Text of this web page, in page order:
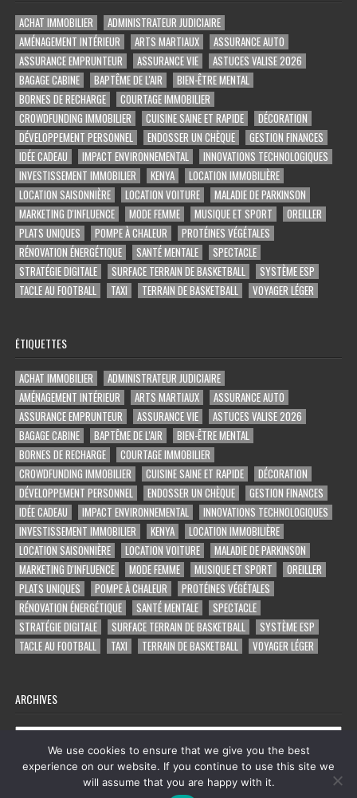
ACHAT IMMOBILIER
ADMINISTRATEUR JUDICIAIRE
AMÉNAGEMENT INTÉRIEUR
ARTS MARTIAUX
ASSURANCE AUTO
ASSURANCE EMPRUNTEUR
ASSURANCE VIE
ASTUCES VALISE 2026
BAGAGE CABINE
BAPTÊME DE L'AIR
BIEN-ÊTRE MENTAL
BORNES DE RECHARGE
COURTAGE IMMOBILIER
CROWDFUNDING IMMOBILIER
CUISINE SAINE ET RAPIDE
DÉCORATION
DÉVELOPPEMENT PERSONNEL
ENDOSSER UN CHÈQUE
GESTION FINANCES
IDÉE CADEAU
IMPACT ENVIRONNEMENTAL
INNOVATIONS TECHNOLOGIQUES
INVESTISSEMENT IMMOBILIER
KENYA
LOCATION IMMOBILIÈRE
LOCATION SAISONNIÈRE
LOCATION VOITURE
MALADIE DE PARKINSON
MARKETING D'INFLUENCE
MODE FEMME MUSIQUE ET SPORT
OREILLER
PLATS UNIQUES
POMPE À CHALEUR
PROTÉINES VÉGÉTALES
RÉNOVATION ÉNERGÉTIQUE
SANTÉ MENTALE
SPECTACLE
STRATÉGIE DIGITALE
SURFACE TERRAIN DE BASKETBALL
SYSTÈME ESP
TACLE AU FOOTBALL
TAXI TERRAIN DE BASKETBALL VOYAGER LÉGER
ÉTIQUETTES
ACHAT IMMOBILIER
ADMINISTRATEUR JUDICIAIRE
AMÉNAGEMENT INTÉRIEUR
ARTS MARTIAUX
ASSURANCE AUTO
ASSURANCE EMPRUNTEUR
ASSURANCE VIE
ASTUCES VALISE 2026
BAGAGE CABINE
BAPTÊME DE L'AIR
BIEN-ÊTRE MENTAL
BORNES DE RECHARGE
COURTAGE IMMOBILIER
CROWDFUNDING IMMOBILIER
CUISINE SAINE ET RAPIDE
DÉCORATION
DÉVELOPPEMENT PERSONNEL
ENDOSSER UN CHÈQUE
GESTION FINANCES
IDÉE CADEAU
IMPACT ENVIRONNEMENTAL
INNOVATIONS TECHNOLOGIQUES
INVESTISSEMENT IMMOBILIER
KENYA
LOCATION IMMOBILIÈRE
LOCATION SAISONNIÈRE
LOCATION VOITURE
MALADIE DE PARKINSON
MARKETING D'INFLUENCE
MODE FEMME MUSIQUE ET SPORT
OREILLER
PLATS UNIQUES
POMPE À CHALEUR
PROTÉINES VÉGÉTALES
RÉNOVATION ÉNERGÉTIQUE
SANTÉ MENTALE
SPECTACLE
STRATÉGIE DIGITALE
SURFACE TERRAIN DE BASKETBALL
SYSTÈME ESP
TACLE AU FOOTBALL
TAXI TERRAIN DE BASKETBALL VOYAGER LÉGER
ARCHIVES
Archives
Copyright © 2026 tout ce qu'on trouve sur facebook
We use cookies to ensure that we give you the best
experience on our website. If you continue to use this site we
will assume that you are happy with it.